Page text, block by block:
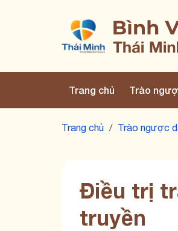
Trang chủ Trào
Trang chủ / Trào ngược
Điều trị
truyền